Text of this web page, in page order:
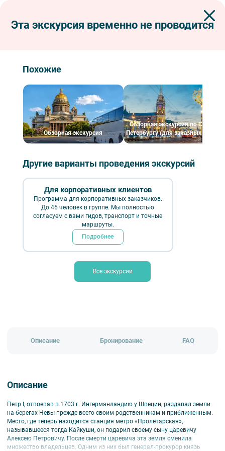
Александровское – фото №4 – Фотобанк Лори/ Кекяляйнен Андрей
пешеходные обзорные
Эта экскурсия временно не проводится
Похожие
Обзорная экскурсия
Обзорная экскурсия по Санкт-
Петербургу (для заказных групп)
Другие варианты проведения экскурсий
Для корпоративных клиентов
Программа для корпоративных заказчиков.
До 45 человек в группе. Мы полностью
согласуем с вами гидов, транспорт и точные
маршруты.
Подробнее
Все экскурсии
Описание Бронирование FAQ
Описание
Петр I, отвоевав в 1703 г. Ингерманландию у Швеции, раздавал земли
на берегах Невы прежде всего своим родственникам и приближенным.
Место, где теперь находится станция метро «Пролетарская»,
называвшееся тогда Кайкуши, он подарил своему сыну царевичу
Алексею Петровичу. После смерти царевича эта земля сменила
множество владельцев. Одним из них был генерал-прокурор князь